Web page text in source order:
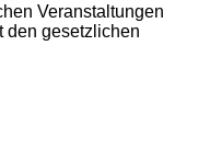
Veranstaltungen
den gesetzlichen